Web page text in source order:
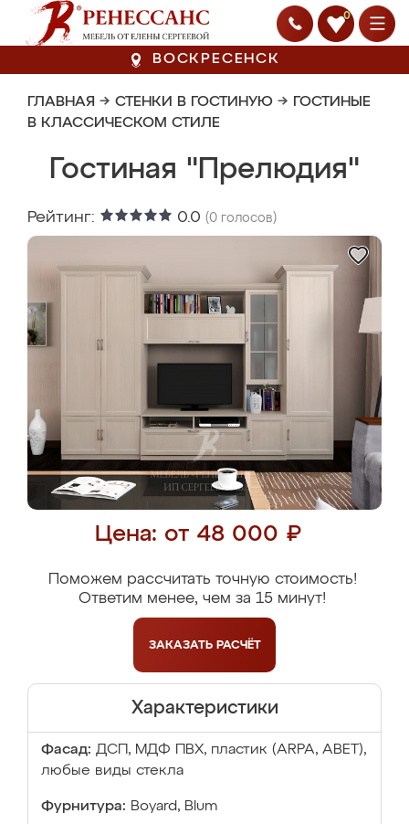
0
ВОСКРЕСЕНСК
ГЛАВНАЯ → СТЕНКИ В ГОСТИНУЮ → ГОСТИНЫЕ
В КЛАССИЧЕСКОМ СТИЛЕ
Гостиная "Прелюдия"
Рейтинг: 0.0 (0 голосов)
Цена: от 48 000 ₽
Поможем рассчитать точную стоимость!
Ответим менее, чем за 15 минут!
ЗАКАЗАТЬ РАСЧЁТ
Характеристики
Фасад: ДСП, МДФ ПВХ, пластик (ARPA, ABET),
любые виды стекла
Фурнитура: Boyard, Blum